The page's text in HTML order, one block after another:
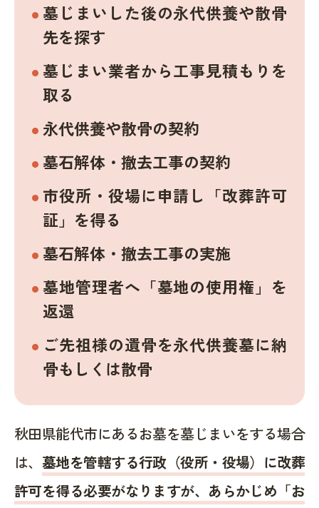
墓じまいした後の永代供養や散骨
先を探す
墓じまい業者から工事見積もりを
取る
永代供養や散骨の契約
墓石解体・撤去工事の契約
市役所・役場に申請し「改葬許可
証」を得る
墓石解体・撤去工事の実施
墓地管理者へ「墓地の使用権」を
返還
ご先祖様の遺骨を永代供養墓に納
骨もしくは散骨
秋田県能代市にあるお墓を墓じまいをする場合
は、 墓地を管轄する行政（役所・役場）に改葬
許可を得る必要がなりますが、あらかじめ「お